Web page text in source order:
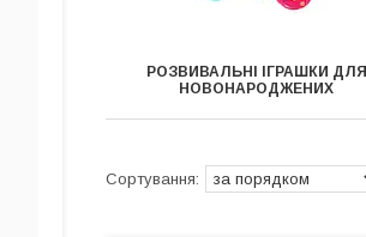
РОЗВИВАЛЬНІ ІГРАШКИ ДЛЯ
НОВОНАРОДЖЕНИХ